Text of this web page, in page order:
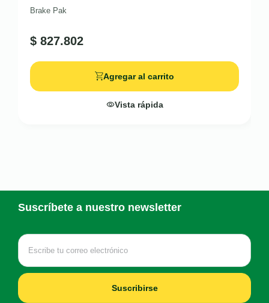
Brake Pak
$ 827.802
Agregar al carrito
Vista rápida
Suscríbete a nuestro newsletter
Suscribirse